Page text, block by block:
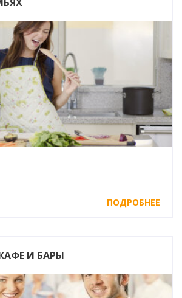
ПОДРОБНЕЕ
И БАРЫ